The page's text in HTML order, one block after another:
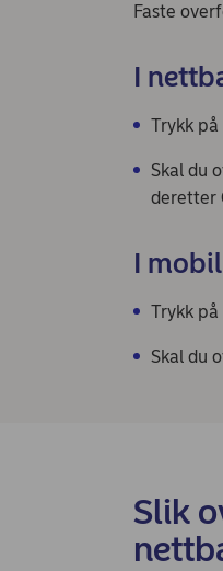
Faste
I
Trykk på
Skal du
deretter
I
Trykk på
Skal du
Slik